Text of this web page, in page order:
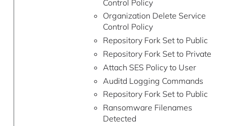
Control Policy
Organization Delete Service
Control Policy
Repository Fork Set to Public
Repository Fork Set to Private
Attach SES Policy to User
Auditd Logging Commands
Repository Fork Set to Public
Ransomware Filenames
Detected